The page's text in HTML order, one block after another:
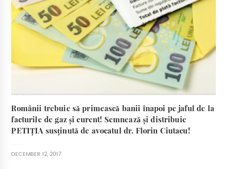
Românii trebuie să primească banii înapoi pe jaful de la
facturile de gaz și curent! Semnează și distribuie
PETIȚIA susținută de avocatul dr. Florin Ciutacu!
DECEMBER 12, 2017